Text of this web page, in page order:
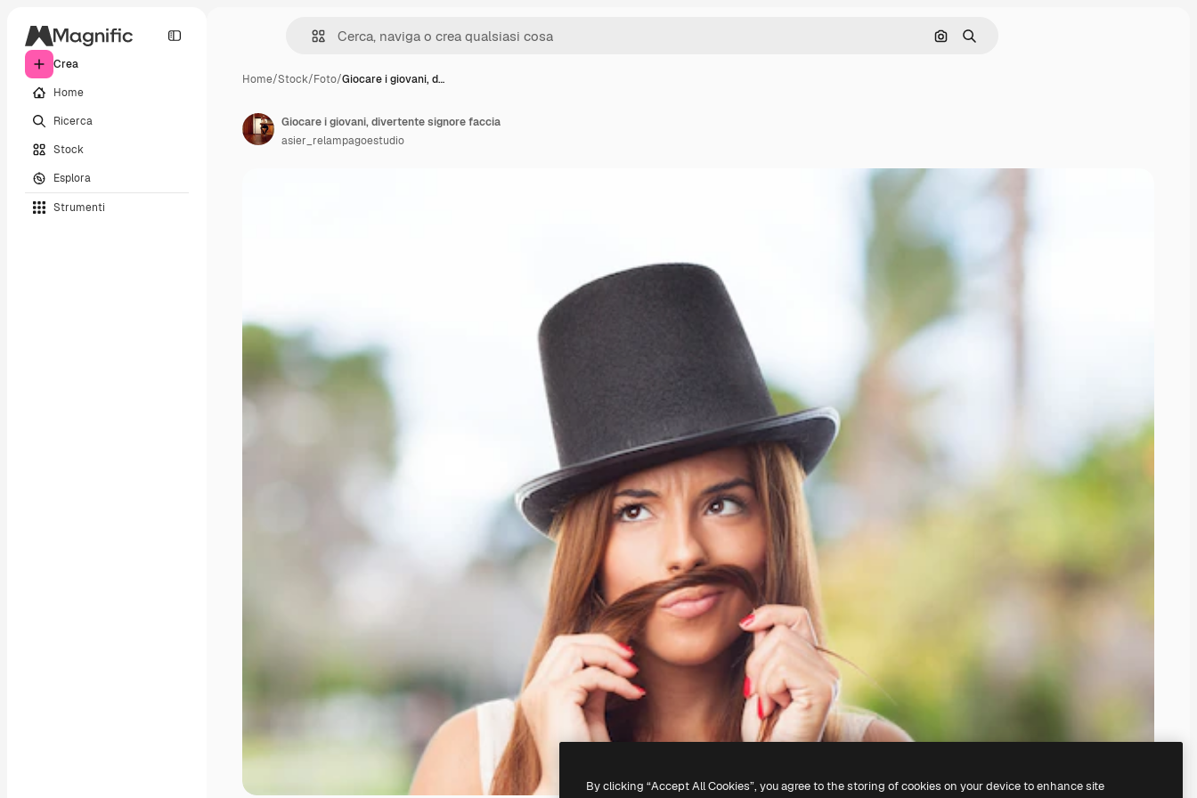
Crea
Home
Ricerca
Stock
Esplora
Strumenti
Cerca per immagine
Ricerca
Home/Stock/Foto/Giocare i giovani, d…
Giocare i giovani, divertente signore faccia
asier_relampagoestudio
By clicking “Accept All Cookies”, you agree to the storing of cookies on your device to enhance site